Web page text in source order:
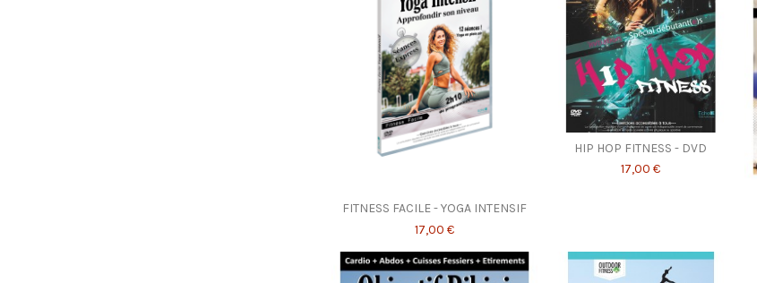
FITNESS FACILE - YOGA INTENSIF
17,00 €
HIP HOP FITNESS - DVD
17,00 €